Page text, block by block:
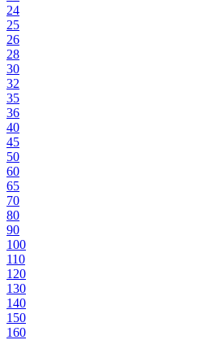
24
25
26
28
30
32
35
36
40
45
50
60
65
70
80
90
100
110
120
130
140
150
160